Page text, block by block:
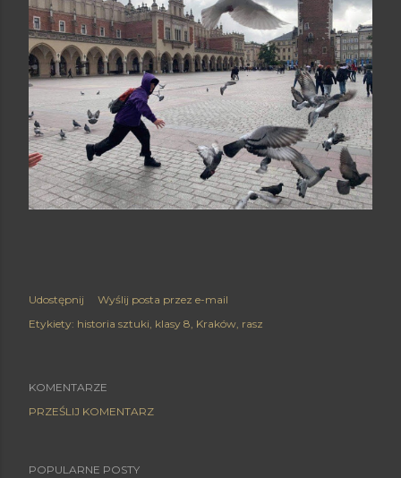
Udostępnij
Wyślij posta przez e-mail
Etykiety: historia sztuki klasy 8 Kraków rasz
KOMENTARZE
PRZEŚLIJ KOMENTARZ
POPULARNE POSTY